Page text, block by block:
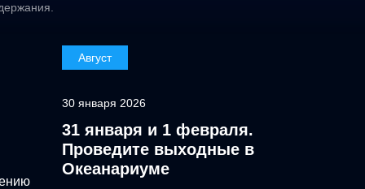
Август
30 января 2026
31 января и 1 февраля.
Проведите выходные в
Океанариуме